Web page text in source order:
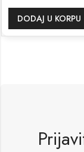
DODAJ U KORPU